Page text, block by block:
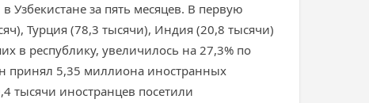
Узбекистане за пять месяцев. В первую
Турция (78,3 тысячи), Индия (20,8 тысячи)
в республику, увеличилось на 27,3% по
принял 5,35 миллиона иностранных
тысячи иностранцев посетили